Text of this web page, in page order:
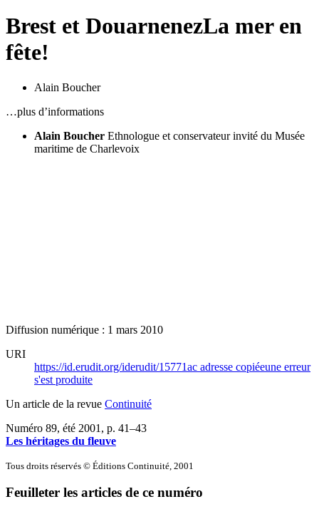
Brest et DouarnenezLa mer en
fête!
Alain Boucher
…plus d’informations
Alain Boucher Ethnologue et conservateur invité du Musée
maritime de Charlevoix
Diffusion numérique : 1 mars 2010
URI
https://id.erudit.org/iderudit/15771ac adresse copiéeune erreur
s'est produite
Un article de la revue Continuité
Numéro 89, été 2001 , p. 41–43
Les héritages du fleuve
Tous droits réservés © Éditions Continuité, 2001
Feuilleter les articles de ce numéro